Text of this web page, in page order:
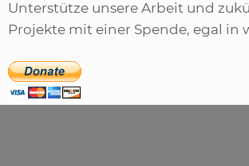
Unterstütze unsere Arbeit und
Projekte mit einer Spende, egal in